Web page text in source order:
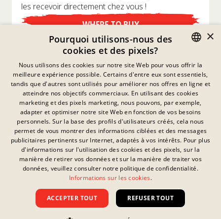
les recevoir directement chez vous !
WHERE TO BUY
Déclaration De Confidentialité
Empreinte
Mentions Légales
Contact
Cookies
FAQ
Téléchargements
Signalement Confidentiel
Ce lien n'a aucun
contenu disponible.
Termes Et Conditions
GERMAN
FRENCH
DANISH
SWEDISH
HUNGARIAN
ITALIAN
×
Pourquoi utilisons-nous des
cookies et des pixels?
Nous utilisons des cookies sur notre site Web pour vous offrir la
meilleure expérience possible. Certains d'entre eux sont essentiels,
tandis que d'autres sont utilisés pour améliorer nos offres en ligne et
atteindre nos objectifs commerciaux. En utilisant des cookies
marketing et des pixels marketing, nous pouvons, par exemple,
adapter et optimiser notre site Web en fonction de vos besoins
personnels. Sur la base des profils d'utilisateurs créés, cela nous
permet de vous montrer des informations ciblées et des messages
publicitaires pertinents sur Internet, adaptés à vos intérêts. Pour plus
d'informations sur l'utilisation des cookies et des pixels, sur la
manière de retirer vos données et sur la manière de traiter vos
données, veuillez consulter notre politique de confidentialité.
Informations sur les cookies.
ACCEPTER TOUT REFUSER TOUT